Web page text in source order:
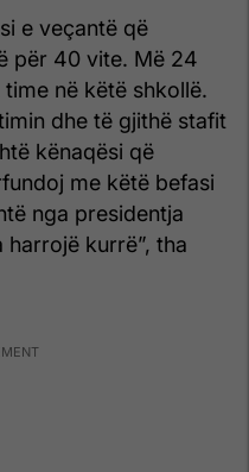
e veçantë që
për 40 vite. Më 24
në këtë shkollë.
dhe të gjithë stafit
kënaqësi që
me këtë befasi
nga presidentja
kurrë”, tha